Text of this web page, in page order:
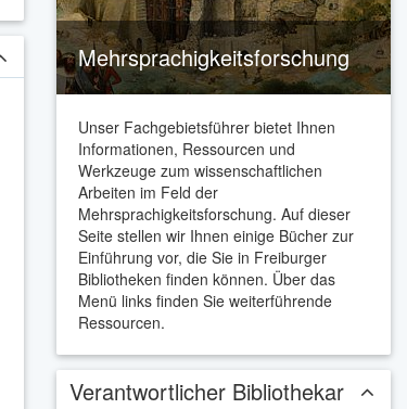
Mehrsprachigkeitsforschung
Unser Fachgebietsführer bietet Ihnen
Informationen, Ressourcen und
Werkzeuge zum wissenschaftlichen
Arbeiten im Feld der
Mehrsprachigkeitsforschung. Auf dieser
Seite stellen wir Ihnen einige Bücher zur
Einführung vor, die Sie in Freiburger
Bibliotheken finden können. Über das
Menü links finden Sie weiterführende
Ressourcen.
Verantwortlicher Bibliothekar